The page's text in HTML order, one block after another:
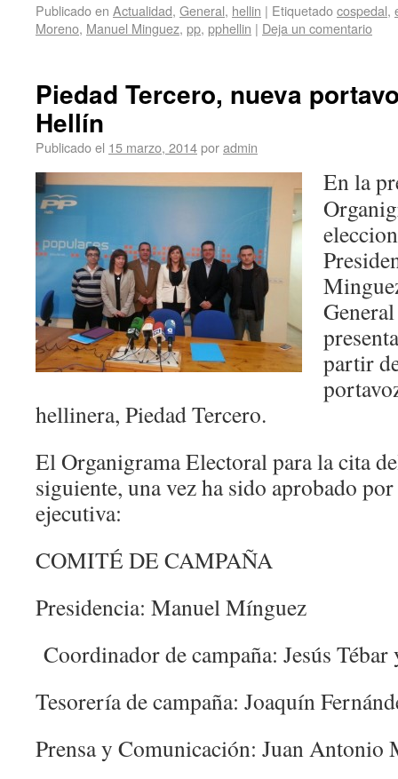
Publicado en Actualidad, General, hellin | Etiquetadocospedal,
Moreno, Manuel Minguez, pp, pphellin | Deja un comentario
Piedad Tercero, nueva
Hellín
Publicado el 15 marzo, 2014poradmin
En la
partir
hellinera, Piedad Tercero.
El Organigrama Electoral para la cita
siguiente, una vez ha sido aprobado
ejecutiva:
COMITÉ DE CAMPAÑA
Presidencia: Manuel Mínguez
Coordinador de campaña: Jesús
Tesorería de campaña: Joaquín
Prensa y Comunicación: Juan Antonio